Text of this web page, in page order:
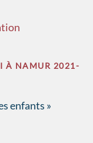
À NAMUR 2021-
enfants »